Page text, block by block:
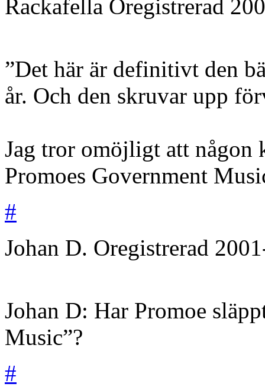
Rackafella Oregistrerad
”Det här är definitivt den
år. Och den skruvar upp
Jag tror omöjligt att någon
Promoes Government
#
Johan D. Oregistrerad
Johan D: Har Promoe
Music”?
#